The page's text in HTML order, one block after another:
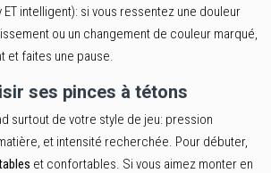
intelligent): si vous ressentez une douleur
ou un changement de couleur marqué,
et faites une pause.
ses pinces à tétons
surtout de votre style de jeu: pression
et intensité recherchée. Pour débuter,
et confortables. Si vous aimez monter en